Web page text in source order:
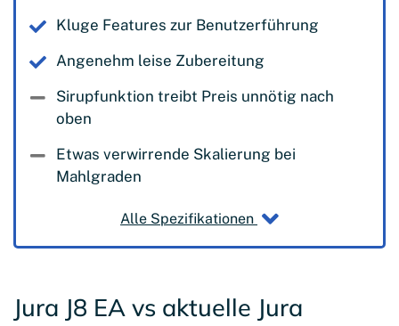
Kluge Features zur Benutzerführung
Angenehm leise Zubereitung
Sirupfunktion treibt Preis unnötig nach
oben
Etwas verwirrende Skalierung bei
Mahlgraden
Alle Spezifikationen
Jura J8 EA vs aktuelle Jura